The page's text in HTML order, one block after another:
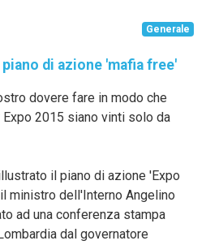
Generale
di azione 'mafia free'
dovere fare in modo che
2015 siano vinti solo da
il piano di azione 'Expo
ministro dell'Interno Angelino
ad una conferenza stampa
dal governatore